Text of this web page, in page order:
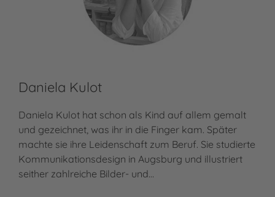
Daniela Kulot
Daniela Kulot hat schon als Kind auf allem gemalt
und gezeichnet, was ihr in die Finger kam. Später
machte sie ihre Leidenschaft zum Beruf. Sie studierte
Kommunikationsdesign in Augsburg und illustriert
seither zahlreiche Bilder- und…